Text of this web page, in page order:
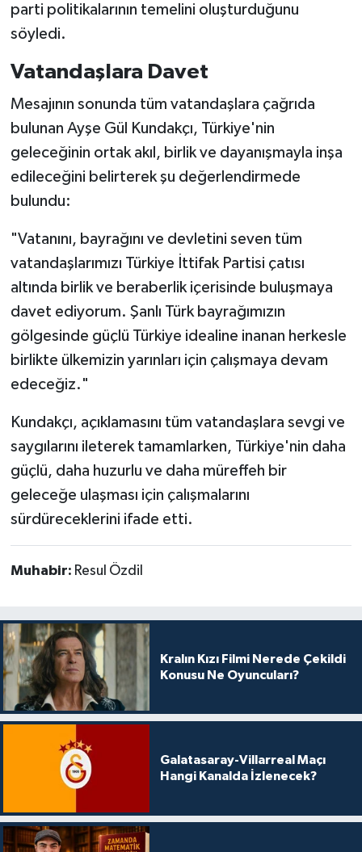
parti politikalarının temelini oluşturduğunu
söyledi.
Vatandaşlara Davet
Mesajının sonunda tüm vatandaşlara çağrıda
bulunan Ayşe Gül Kundakçı, Türkiye'nin
geleceğinin ortak akıl, birlik ve dayanışmayla inşa
edileceğini belirterek şu değerlendirmede
bulundu:
"Vatanını, bayrağını ve devletini seven tüm
vatandaşlarımızı Türkiye İttifak Partisi çatısı
altında birlik ve beraberlik içerisinde buluşmaya
davet ediyorum. Şanlı Türk bayrağımızın
gölgesinde güçlü Türkiye idealine inanan herkesle
birlikte ülkemizin yarınları için çalışmaya devam
edeceğiz."
Kundakçı, açıklamasını tüm vatandaşlara sevgi ve
saygılarını ileterek tamamlarken, Türkiye'nin daha
güçlü, daha huzurlu ve daha müreffeh bir
geleceğe ulaşması için çalışmalarını
sürdüreceklerini ifade etti.
Muhabir: Resul Özdil
Kralın Kızı Filmi Nerede Çekildi
Konusu Ne Oyuncuları?
Galatasaray-Villarreal Maçı
Hangi Kanalda İzlenecek?